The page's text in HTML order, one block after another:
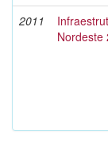
2011
Nordeste